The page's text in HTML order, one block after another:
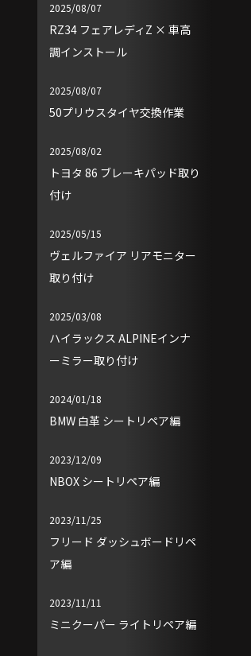
2025/08/07
RZ34 フェアレディZ × 車高
調インストール
2025/08/07
50プリウスタイヤ交換作業
2025/08/02
トヨタ 86 ブレーキパッド取り
付け
2025/05/15
ヴェルファイア リアモニター
取り付け
2025/03/08
ハイラックス ALPINEインナ
ーミラー取り付け
2024/01/18
BMW 白革 シートリペア編
2023/12/09
NBOX シートリペア編
2023/11/25
フリード ダッシュボードリペ
ア編
2023/11/11
ミニクーパー ライトリペア編